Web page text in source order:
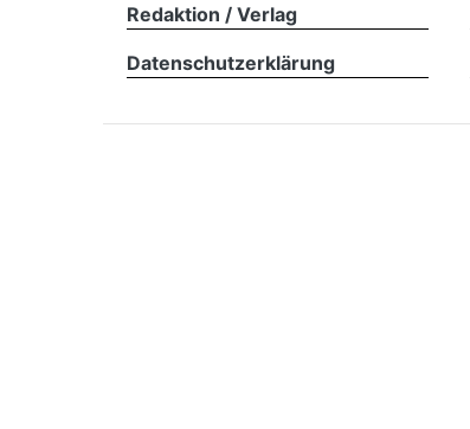
Redaktion / Verlag
Datenschutzerklärung